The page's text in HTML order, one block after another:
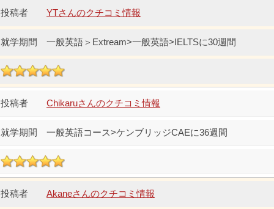
YTさんのクチコミ情報
一般英語＞Extream>一般英語>IELTSに30週間
Chikaruさんのクチコミ情報
一般英語コース>ケンブリッジCAEに36週間
Akaneさんのクチコミ情報